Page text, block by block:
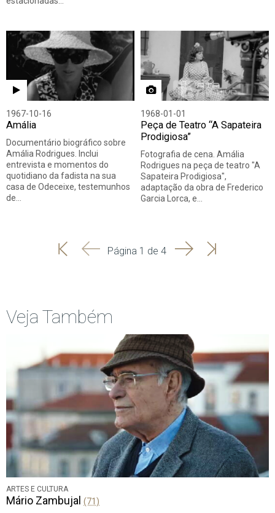
1967-10-16
Amália
Documentário biográfico sobre
Amália Rodrigues. Inclui
entrevista e momentos do
quotidiano da fadista na sua
casa de Odeceixe, testemunhos
de…
1968-01-01
Peça de Teatro “A Sapateira
Prodigiosa”
Fotografia de cena. Amália
Rodrigues na peça de teatro "A
Sapateira Prodigiosa",
adaptação da obra de Frederico
Garcia Lorca, e…
'
'
Página 1 de 4 SeguinteÚltima
Veja Também
ARTES E CULTURA
Mário Zambujal (71)